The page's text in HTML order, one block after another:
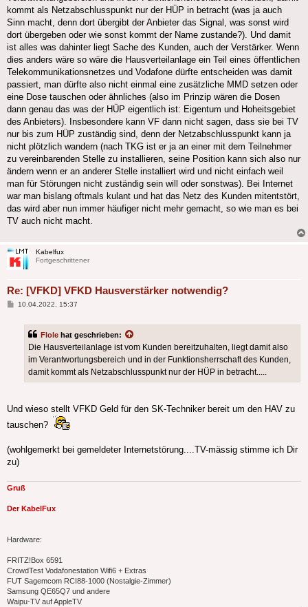
kommt als Netzabschlusspunkt nur der HÜP in betracht (was ja auch
Sinn macht, denn dort übergibt der Anbieter das Signal, was sonst wird
dort übergeben oder wie sonst kommt der Name zustande?). Und damit
ist alles was dahinter liegt Sache des Kunden, auch der Verstärker. Wenn
dies anders wäre so wäre die Hausverteilanlage ein Teil eines öffentlichen
Telekommunikationsnetzes und Vodafone dürfte entscheiden was damit
passiert, man dürfte also nicht einmal eine zusätzliche MMD setzen oder
eine Dose tauschen oder ähnliches (also im Prinzip wären die Dosen
dann genau das was der HÜP eigentlich ist: Eigentum und Hoheitsgebiet
des Anbieters). Insbesondere kann VF dann nicht sagen, dass sie bei TV
nur bis zum HÜP zuständig sind, denn der Netzabschlusspunkt kann ja
nicht plötzlich wandern (nach TKG ist er ja an einer mit dem Teilnehmer
zu vereinbarenden Stelle zu installieren, seine Position kann sich also nur
ändern wenn er an anderer Stelle installiert wird und nicht einfach weil
man für Störungen nicht zuständig sein will oder sonstwas). Bei Internet
war man bislang oftmals kulant und hat das Netz des Kunden mitentstört,
das wird aber nun immer häufiger nicht mehr gemacht, so wie man es bei
TV auch nicht macht.
Kabelfux
Fortgeschrittener
Re: [VFKD] VFKD Hausverstärker notwendig?
Beitrag
10.04.2022, 15:37
Flole hat geschrieben:
Die Hausverteilanlage ist vom Kunden bereitzuhalten, liegt damit also
im Verantwortungsbereich und in der Funktionsherrschaft des Kunden,
damit kommt als Netzabschlusspunkt nur der HÜP in betracht.....
Und wieso stellt VFKD Geld für den SK-Techniker bereit um den HAV zu
tauschen?
(wohlgemerkt bei gemeldeter Internetstörung....TV-mässig stimme ich Dir
zu)
Gruß
Der KabelFux
Hardware:
FRITZ!Box 6591
CrowdTest Vodafonestation Wifi6 + Extras
FUT Sagemcom RCI88-1000 (Nostalgie-Zimmer)
Samsung QE65Q7 und andere
Waipu-TV auf AppleTV